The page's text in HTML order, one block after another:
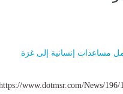
www.dotmsr.com/News/